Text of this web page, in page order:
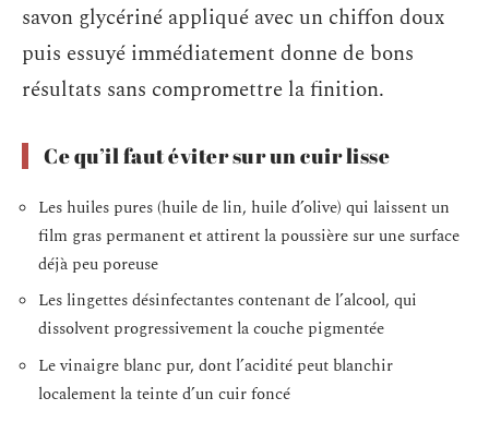
savon glycériné appliqué avec un chiffon doux
puis essuyé immédiatement donne de bons
résultats sans compromettre la finition.
Ce qu’il faut éviter sur un cuir lisse
Les huiles pures (huile de lin, huile d’olive) qui laissent un
film gras permanent et attirent la poussière sur une surface
déjà peu poreuse
Les lingettes désinfectantes contenant de l’alcool, qui
dissolvent progressivement la couche pigmentée
Le vinaigre blanc pur, dont l’acidité peut blanchir
localement la teinte d’un cuir foncé